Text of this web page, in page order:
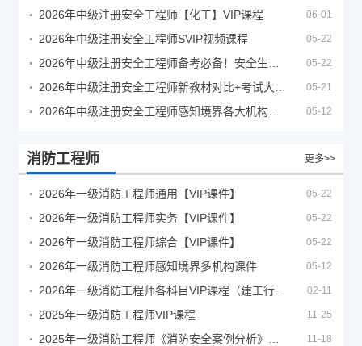
2026年中级注册安全工程师【化工】VIP课程 06-01
2026年中级注册安全工程师SVIP视频课程 05-22
05-22
05-21
05-12
消防工程师 更多>>
2026年一级消防工程师通用【VIP课件】 05-22
2026年一级消防工程师实务【VIP课件】 05-22
2026年一级消防工程师综合【VIP课件】 05-22
2026年一级消防工程师感知境界多机构课件 05-12
02-11
2025年一级消防工程师VIP课程 11-25
11-18